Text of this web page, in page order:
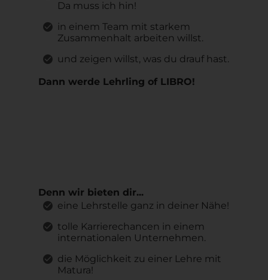
Da muss ich hin!
in einem Team mit starkem
Zusammenhalt arbeiten willst.
und zeigen willst, was du drauf hast.
Dann werde Lehrling of LIBRO!
Denn wir bieten dir...
eine Lehrstelle ganz in deiner Nähe!
tolle Karrierechancen in einem
internationalen Unternehmen.
die Möglichkeit zu einer Lehre mit
Matura!